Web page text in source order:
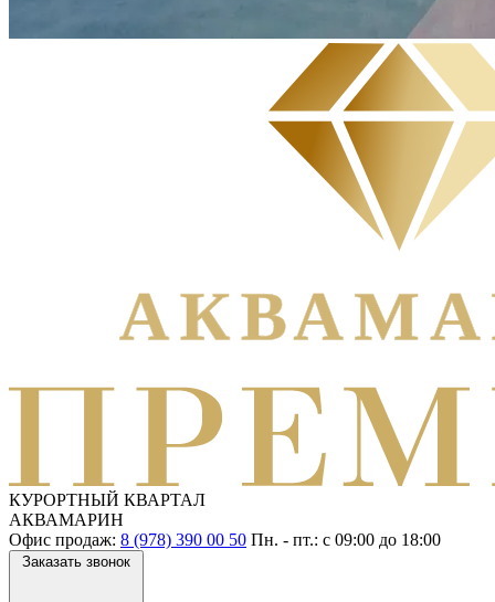
КУРОРТНЫЙ КВАРТАЛ
АКВАМАРИН
Офис продаж: 8 (978) 390 00 50 Пн. - пт.: с 09:00 до 18:00
Заказать звонок